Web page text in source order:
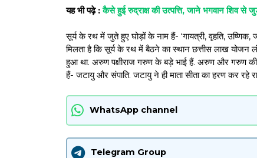
यह भी पढ़े :कैसे हुई रुद्राक्ष की उत्पत्ति, जाने भगवान शिव से
सूर्य के रथ में जुते हुए घोड़ों के नाम हैं- ‘गायत्री, वृहति,
मिलता है कि सूर्य के रथ में बैठने का स्थान छत्तीस लाख योजन
हुआ था. अरुण पक्षीराज गरुण के बड़े भाई हैं. अरुण और गरुण की
हैं- जटायु और संपाति. जटायु ने ही माता सीता का हरण कर रहे
WhatsApp channel
Telegram Group